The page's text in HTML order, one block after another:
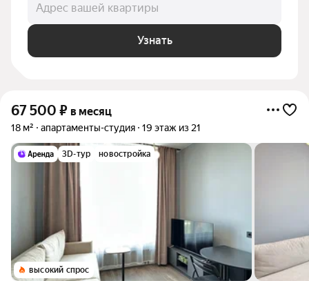
Адрес вашей квартиры
Узнать
67 500 ₽ в месяц
18 м² апартаменты-студия 19 этаж из 21
3D-тур новостройка
высокий спрос